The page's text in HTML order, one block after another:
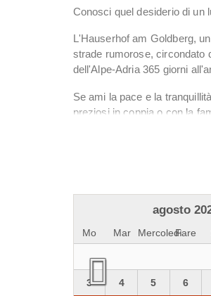
Conosci quel desiderio di un
L'Hauserhof am Goldberg,
strade rumorose, circondato
dell'Alpe-Adria 365 giorni
Se ami la pace e la
preziosi in coppia o con la
agosto
Mo Mar MercoledìFare
3 4 5 6